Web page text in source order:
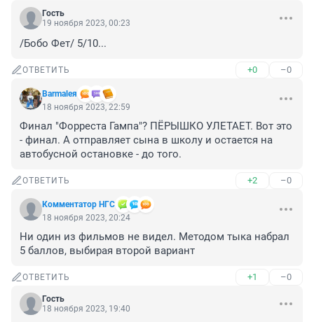
Гость
19 ноября 2023, 00:23
/Бобо Фет/ 5/10...
ОТВЕТИТЬ +0 –0
Barmaleя
18 ноября 2023, 22:59
Финал "Форреста Гампа"? ПЁРЫШКО УЛЕТАЕТ. Вот это
- финал. А отправляет сына в школу и остается на
автобусной остановке - до того.
ОТВЕТИТЬ +2 –0
Комментатор НГС
18 ноября 2023, 20:24
Ни один из фильмов не видел. Методом тыка набрал
5 баллов, выбирая второй вариант
ОТВЕТИТЬ +1 –0
Гость
18 ноября 2023, 19:40